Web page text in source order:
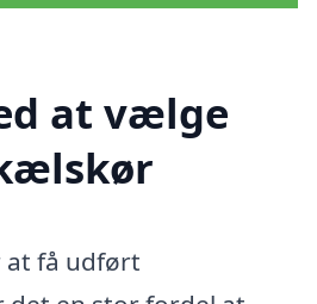
at vælge
at få udført